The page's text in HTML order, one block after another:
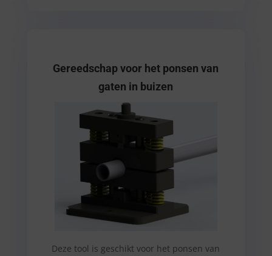
Gereedschap voor het ponsen van
gaten in buizen
Deze tool is geschikt voor het ponsen van